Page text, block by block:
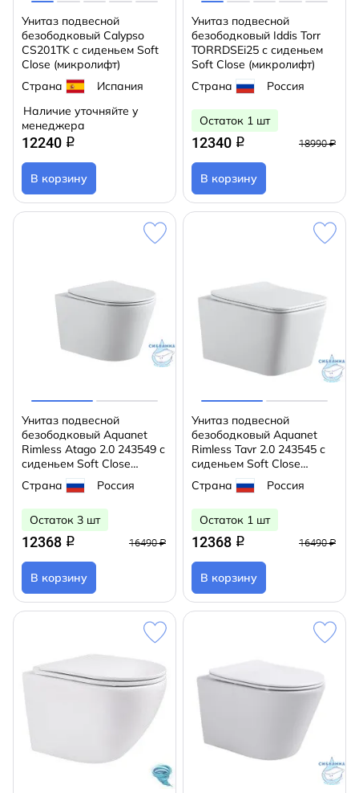
Унитаз подвесной
безободковый Calypso
CS201TK с сиденьем Soft
Close (микролифт)
Страна
Испания
Наличие уточняйте у
менеджера
12240 q
В корзину
Унитаз подвесной
безободковый Iddis Torr
TORRDSEi25 с сиденьем
Soft Close (микролифт)
Страна
Россия
Остаток 1 шт
12340 q 18990 ₽
В корзину
Унитаз подвесной
безободковый Aquanet
Rimless Atago 2.0 243549 с
сиденьем Soft Close
(микролифт)
Страна Россия
Остаток 3 шт
12368 q 16490 ₽
В корзину
Унитаз подвесной
безободковый Aquanet
Rimless Tavr 2.0 243545 с
сиденьем Soft Close
(микролифт)
Страна Россия
Остаток 1 шт
12368 q 16490 ₽
В корзину